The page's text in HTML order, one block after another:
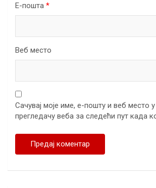
Е-пошта *
Веб место
Сачувај моје име, е-пошту и веб место
прегледачу веба за следећи пут када